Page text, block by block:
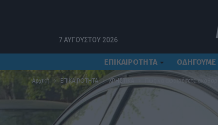
7 ΑΥΓΟΎΣΤΟΥ 2026
ΕΠΙΚΑΙΡΟΤΗΤΑ ΟΔΗΓΟΥΜΕ
Αρχική ΕΠΙΚΑΙΡΟΤΗΤΑ ΧΡΗΣΤΙΚΑ Πως να αφαιρέσετε